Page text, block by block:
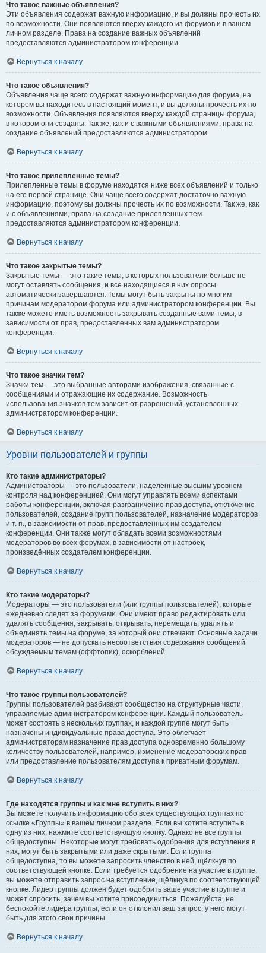
Что такое важные объявления?
Эти объявления содержат важную информацию, и вы должны прочесть их
по возможности. Они появляются вверху каждого из форумов и в вашем
личном разделе. Права на создание важных объявлений
предоставляются администратором конференции.
Вернуться к началу
Что такое объявления?
Объявления чаще всего содержат важную информацию для форума, на
котором вы находитесь в настоящий момент, и вы должны прочесть их по
возможности. Объявления появляются вверху каждой страницы форума,
в котором они созданы. Так же, как и с важными объявлениями, права на
создание объявлений предоставляются администратором.
Вернуться к началу
Что такое прилепленные темы?
Прилепленные темы в форуме находятся ниже всех объявлений и только
на его первой странице. Они чаще всего содержат достаточно важную
информацию, поэтому вы должны прочесть их по возможности. Так же, как
и с объявлениями, права на создание прилепленных тем
предоставляются администратором конференции.
Вернуться к началу
Что такое закрытые темы?
Закрытые темы — это такие темы, в которых пользователи больше не
могут оставлять сообщения, и все находящиеся в них опросы
автоматически завершаются. Темы могут быть закрыты по многим
причинам модератором форума или администратором конференции. Вы
также можете иметь возможность закрывать созданные вами темы, в
зависимости от прав, предоставленных вам администратором
конференции.
Вернуться к началу
Что такое значки тем?
Значки тем — это выбранные авторами изображения, связанные с
сообщениями и отражающие их содержание. Возможность
использования значков тем зависит от разрешений, установленных
администратором конференции.
Вернуться к началу
Уровни пользователей и группы
Кто такие администраторы?
Администраторы — это пользователи, наделённые высшим уровнем
контроля над конференцией. Они могут управлять всеми аспектами
работы конференции, включая разграничение прав доступа, отключение
пользователей, создание групп пользователей, назначение модераторов
и т. п., в зависимости от прав, предоставленных им создателем
конференции. Они также могут обладать всеми возможностями
модераторов во всех форумах, в зависимости от настроек,
произведённых создателем конференции.
Вернуться к началу
Кто такие модераторы?
Модераторы — это пользователи (или группы пользователей), которые
ежедневно следят за форумами. Они имеют право редактировать или
удалять сообщения, закрывать, открывать, перемещать, удалять и
объединять темы на форуме, за который они отвечают. Основные задачи
модераторов — не допускать несоответствия содержания сообщений
обсуждаемым темам (оффтопик), оскорблений.
Вернуться к началу
Что такое группы пользователей?
Группы пользователей разбивают сообщество на структурные части,
управляемые администратором конференции. Каждый пользователь
может состоять в нескольких группах, и каждой группе могут быть
назначены индивидуальные права доступа. Это облегчает
администраторам назначение прав доступа одновременно большому
количеству пользователей, например, изменение модераторских прав
или предоставление пользователям доступа к приватным форумам.
Вернуться к началу
Где находятся группы и как мне вступить в них?
Вы можете получить информацию обо всех существующих группах по
ссылке «Группы» в вашем личном разделе. Если вы хотите вступить в
одну из них, нажмите соответствующую кнопку. Однако не все группы
общедоступны. Некоторые могут требовать одобрения для вступления в
них, могут быть закрытыми или даже скрытыми. Если группа
общедоступна, то вы можете запросить членство в ней, щёлкнув по
соответствующей кнопке. Если требуется одобрение на участие в группе,
вы можете отправить запрос на вступление, щёлкнув по соответствующей
кнопке. Лидер группы должен будет одобрить ваше участие в группе и
может спросить, зачем вы хотите присоединиться. Пожалуйста, не
беспокойте лидера группы, если он отклонил ваш запрос; у него могут
быть для этого свои причины.
Вернуться к началу